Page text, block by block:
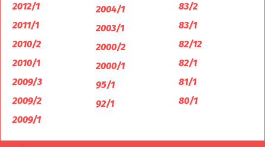
2012/1
2011/1
2010/2
2010/1
2009/3
2009/2
2009/1
2004/1
2003/1
2000/2
2000/1
95/1
92/1
83/2
83/1
82/12
82/1
81/1
80/1